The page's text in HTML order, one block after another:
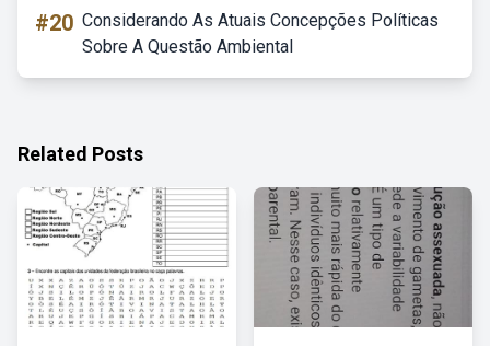
#20 Considerando As Atuais Concepções Políticas
Sobre A Questão Ambiental
Related Posts